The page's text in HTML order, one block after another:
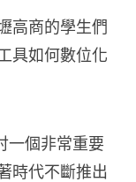
高商的學生們
具如何數位化
一個非常重要
時代不斷推出